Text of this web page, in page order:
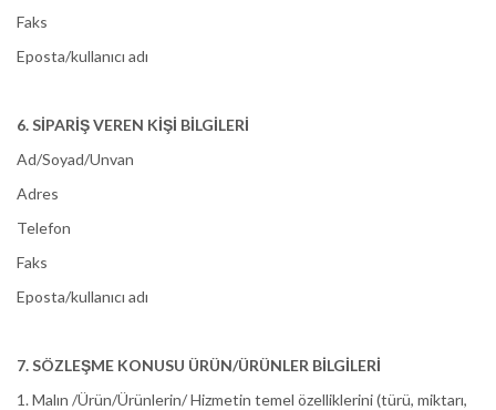
Faks
Eposta/kullanıcı adı
6. SİPARİŞ VEREN KİŞİ BİLGİLERİ
Ad/Soyad/Unvan
Adres
Telefon
Faks
Eposta/kullanıcı adı
7. SÖZLEŞME KONUSU ÜRÜN/ÜRÜNLER BİLGİLERİ
1. Malın /Ürün/Ürünlerin/ Hizmetin temel özelliklerini (türü, miktarı,